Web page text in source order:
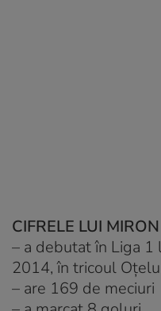
CIFRELE LUI MIRON
– a debutat în Liga 1
2014, în tricoul
– are 169 de meciuri